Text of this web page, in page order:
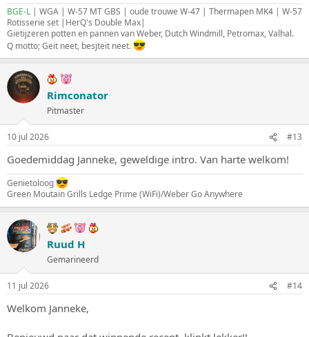
BGE-L | WGA | W-57 MT GBS | oude trouwe W-47 | Thermapen MK4 | W-57
Rotisserie set |HerQ's Double Max|
Gietijzeren potten en pannen van Weber, Dutch Windmill, Petromax, Valhal.
Q motto; Geit neet, besjteit neet.
Rimconator
Pitmaster
10 jul 2026 #13
Goedemiddag Janneke, geweldige intro. Van harte welkom!
Genietoloog
Green Moutain Grills Ledge Prime (WiFi)/Weber Go Anywhere
Ruud H
Gemarineerd
11 jul 2026 #14
Welkom Janneke,